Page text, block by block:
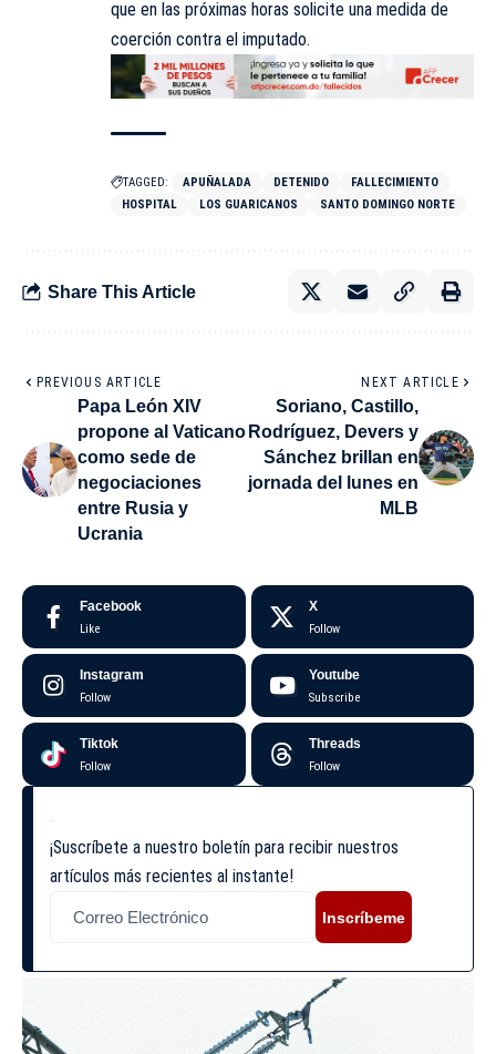
que en las próximas horas solicite una medida de
coerción contra el imputado.
TAGGED: APUÑALADA DETENIDO
FALLECIMIENTO
HOSPITAL
LOS GUARICANOS SANTO DOMINGO NORTE
Share This Article
PREVIOUS ARTICLE
Papa León XIV
propone al Vaticano
como sede de
negociaciones
entre Rusia y
Ucrania
NEXT ARTICLE
Soriano, Castillo,
Rodríguez, Devers y
Sánchez brillan en
jornada del lunes en
MLB
Facebook
Like
X
Follow
Instagram
Follow
Youtube
Subscribe
Tiktok
Follow
Threads
Follow
¡Suscríbete a nuestro boletín para recibir nuestros
artículos más recientes al instante!
Inscríbeme